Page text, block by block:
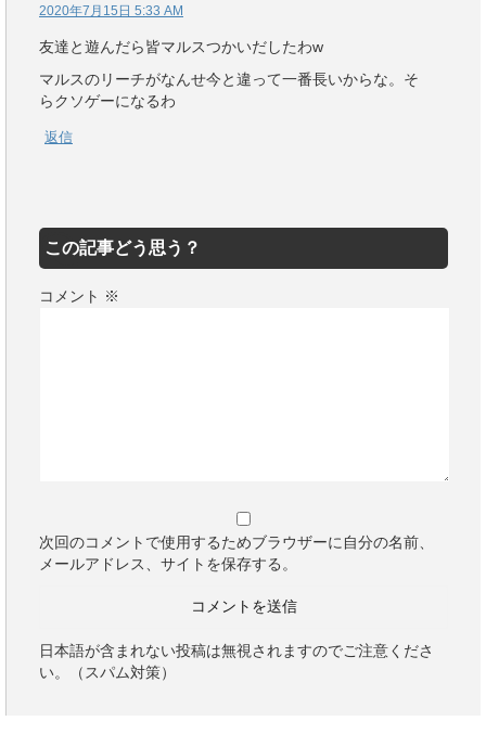
2020年7月15日 5:33 AM
友達と遊んだら皆マルスつかいだしたわw
マルスのリーチがなんせ今と違って一番長いからな。そ
らクソゲーになるわ
返信
この記事どう思う？
コメント ※
次回のコメントで使用するためブラウザーに自分の名前、
メールアドレス、サイトを保存する。
日本語が含まれない投稿は無視されますのでご注意くださ
い。（スパム対策）